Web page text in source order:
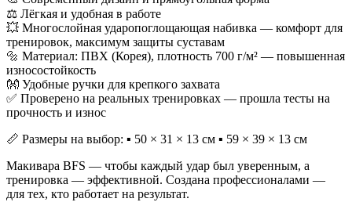
⚖️ Лёгкая и удобная в работе
💥 Многослойная ударопоглощающая набивка — комфорт для
тренировок, максимум защиты суставам
🔩 Материал: ПВХ (Корея), плотность 700 г/м² — повышенная
износостойкость
👐 Удобные ручки для крепкого захвата
✅ Проверено на реальных тренировках — прошла тесты на
прочность и износ
📏 Размеры на выбор: ▪️ 50 × 31 × 13 см ▪️ 59 × 39 × 13 см
Макивара BFS — чтобы каждый удар был уверенным, а
тренировка — эффективной. Создана профессионалами —
для тех, кто работает на результат.